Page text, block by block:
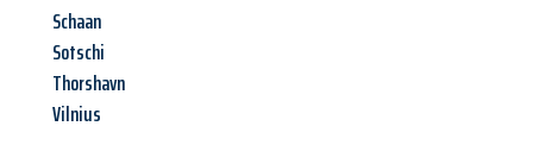
Schaan
Sotschi
Thorshavn
Vilnius